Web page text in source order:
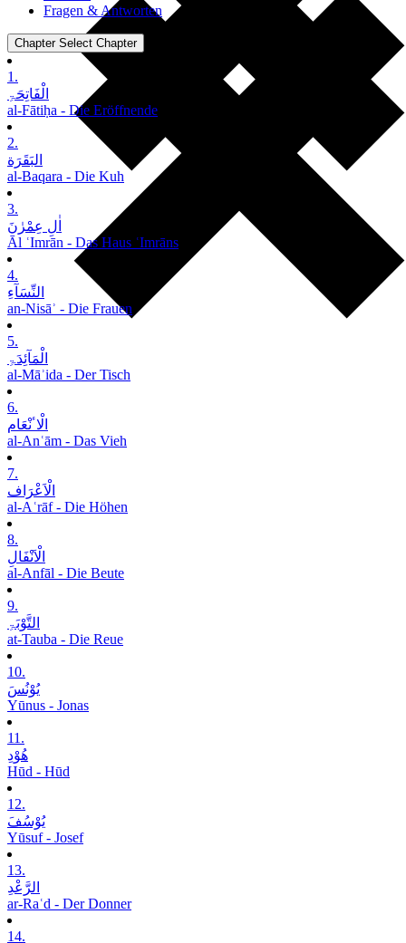
Fragen & Antworten
Chapter Select Chapter
1.
الْفَاتِحَۃِ
al-Fātiḥa - Die Eröffnende
2.
البَقَرَة
al-Baqara - Die Kuh
3.
اٰلِ عِمْرٰنَ
Āl ʿImrān - Das Haus ʿImrāns
4.
النِّسَآءِ
an-Nisāʾ - Die Frauen
5.
الْمَآئِدَۃِ
al-Māʾida - Der Tisch
6.
الْاٴنْعَام
al-Anʿām - Das Vieh
7.
الْاَعْرَاف
al-Aʿrāf - Die Höhen
8.
الْاَنْفَالِ
al-Anfāl - Die Beute
9.
التَّوْبَۃِ
at-Tauba - Die Reue
10.
یُوْنُسَ
Yūnus - Jonas
11.
ھُوْدِ
Hūd - Hūd
12.
یُوْسُفَ
Yūsuf - Josef
13.
الرَّعْدِ
ar-Raʿd - Der Donner
14.